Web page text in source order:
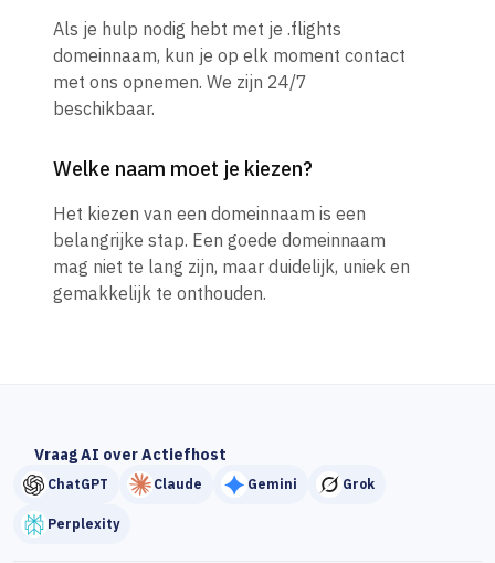
Als je hulp nodig hebt met je .flights
domeinnaam, kun je op elk moment contact
met ons opnemen. We zijn 24/7
beschikbaar.
Welke naam moet je kiezen?
Het kiezen van een domeinnaam is een
belangrijke stap. Een goede domeinnaam
mag niet te lang zijn, maar duidelijk, uniek en
gemakkelijk te onthouden.
Vraag AI over Actiefhost
ChatGPT Claude Gemini Grok
Perplexity